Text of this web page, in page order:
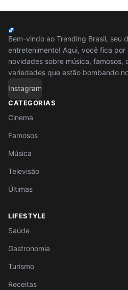
Bem-vindo ao Trending Brasil, seu
entretenimento! Aqui, você fica
novidades sobre música, famosos,
variedades que estão bombando
Instagram
CATEGORIAS
Cinema
Famosos
Música
Televisão
Últimas
LIFESTYLE
Saúde
Gastronomia
Turismo
Receitas